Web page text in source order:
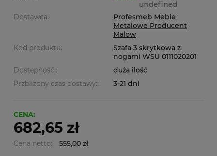
undefined
Dostawca:
Profesmeb Meble
Metalowe Producent
Malow
Kod produktu:
Szafa 3 skrytkowa z
nogami WSU 0111020201
Dostepność::
duża ilość
Przbliżony czas dostawy::
3-21 dni
CENA:
682,65 zł
Cena netto: 555,00 zł